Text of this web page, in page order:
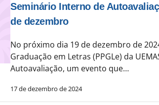
Seminário Interno de
de dezembro
No próximo dia 19 de dezembro de
Graduação em Letras (PPGLe) da
Autoavaliação, um evento que…
17 de dezembro de 2024